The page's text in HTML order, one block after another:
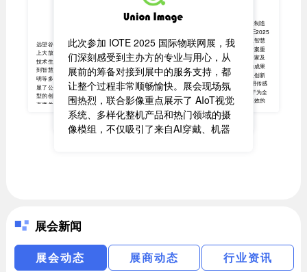
一家基于数字传感技术的仪器仪表制造
商及物联感知方案提供商。在IOTE2025
深圳物联网展中携多款明星产品及智慧
水务、智慧消防、楼宇园区解决方案重
磅亮相，与全球合作伙伴、行业专家及
业界同仁共襄盛会，收获了丰硕的成果
与宝贵的赞誉。展会虽已结束，但创新
永不止步。铭控传感将继续秉持“用传感
技术守护城市安全”的使命，致力于为全
球客户提供更智能、更可靠、更高效的
传感解决方案，与您携手，共同开启万
物智联的新篇章！
英特灵达作为以AI算法为核心的一站式
IoT解决方案提供商，英特灵达连续三年
析-决策-行动”闭环实现智能化升级。今
年公司重点展示边缘大模型与AIoT的融
合创新，向全球观众呈现边缘侧技术重
塑联网未来的无限可能。极黑光摄像机
荣获最佳创新产品奖，彰显技术实力。
今年的展会的海外观众占比提升显著，
为明年AIOT出海办展奠定基础。AIoT展
会不仅是展示当下技术的平台，更是勾
勒万物智联未来的数字画布。英特灵达
此次参加 IOTE 2025 国际物联网展，我
们深刻感受到主办方的专业与用心，从
展前的筹备对接到展中的服务支持，都
让整个过程非常顺畅愉快。展会现场氛
围热烈，联合影像重点展示了 AIoT视觉
系统、多样化整机产品和热门领域的摄
像模组，不仅吸引了来自AI穿戴、机器
心组织与热情支持，让我们在此次展会
中收获满满。也祝愿 IOTE 展会越办越
好，持续成为推动产业交流与合作的重
一家全球领先的企业数字化智能硬件服
务商。此次IOTE 2025之行，祥承科技通
过“天仙配系统”、AI数字人导购以及高性
能PDA产品矩阵的集中展示，清晰勾勒
出其在“AI赋能应用”与“智能硬件筑基”双
轮驱动下的发展路径。同时也得到了全
球合作伙伴、行业专家及业界同仁高度
认可，今年IOTE展会无论是海外观众的
数量还是专业观众的质量都非常好。每
远望谷在IOTE2025深圳国际物联网展会
上大放异彩，全面展示了其领先的RFID
技术生态体系。从核心芯片、智能硬件
到智慧铁路、泛安防、新零售、节能照
明等多领域深度定制解决方案，充分彰
显了公司以硬核科技赋能行业数字化转
型的创新实力，获得业界专家与客户的
高度关注。本次展会现场接待意向客户
超80家，目前正持续跟进商机，全力推
动项目落地转化。
展会新闻
展会动态 展商动态 行业资讯